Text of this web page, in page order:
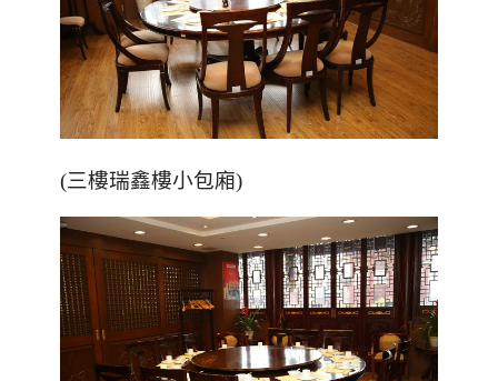
(三樓瑞鑫樓小包廂)